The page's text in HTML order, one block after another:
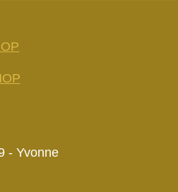
- Yvonne